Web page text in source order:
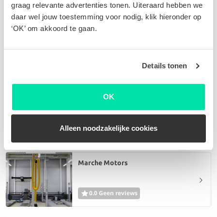
graag relevante advertenties tonen. Uiteraard hebben we
daar wel jouw toestemming voor nodig, klik hieronder op
‘OK’ om akkoord te gaan.
Details tonen
OK
Alleen noodzakelijke cookies
Garage Maucq - 123service
Garage Herion - 123service
0.0 Geen reviews
Marche Motors
0.0 Geen reviews